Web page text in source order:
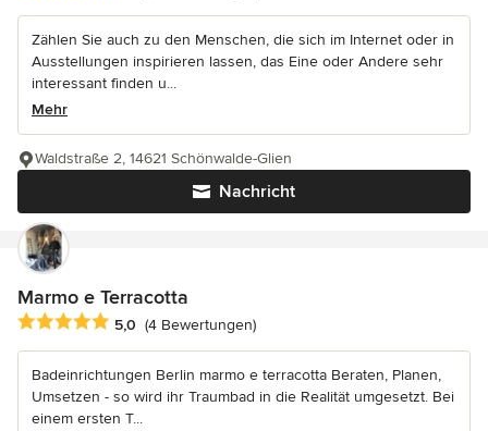
Zählen Sie auch zu den Menschen, die sich im Internet oder in
Ausstellungen inspirieren lassen, das Eine oder Andere sehr
interessant finden u...
Mehr
Nachricht
Waldstraße 2, 14621 Schönwalde-Glien
Marmo e Terracotta
Durchschnittliche Bewertung: 5 von 5 Sternen
5,0 (4 Bewertungen)
Badeinrichtungen Berlin marmo e terracotta Beraten, Planen,
Umsetzen - so wird ihr Traumbad in die Realität umgesetzt. Bei
einem ersten T...